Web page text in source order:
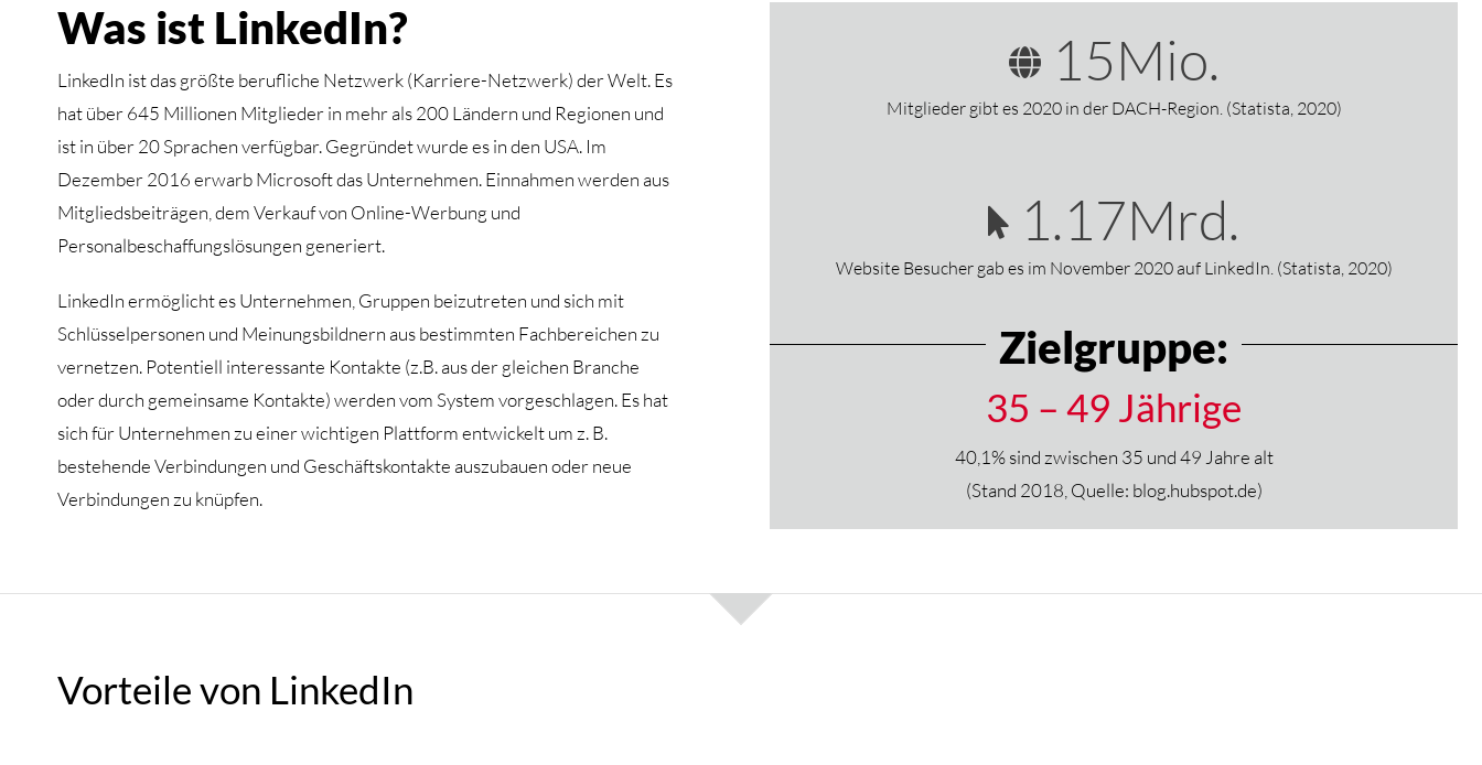
Was ist LinkedIn?
LinkedIn ist das größte berufliche Netzwerk (Karriere-Netzwerk) der Welt. Es
hat über 645 Millionen Mitglieder in mehr als 200 Ländern und Regionen und
ist in über 20 Sprachen verfügbar. Gegründet wurde es in den USA. Im
Dezember 2016 erwarb Microsoft das Unternehmen. Einnahmen werden aus
Mitgliedsbeiträgen, dem Verkauf von Online-Werbung und
Personalbeschaffungslösungen generiert.
LinkedIn ermöglicht es Unternehmen, Gruppen beizutreten und sich mit
Schlüsselpersonen und Meinungsbildnern aus bestimmten Fachbereichen zu
vernetzen. Potentiell interessante Kontakte (z.B. aus der gleichen Branche
oder durch gemeinsame Kontakte) werden vom System vorgeschlagen. Es hat
sich für Unternehmen zu einer wichtigen Plattform entwickelt um z. B.
bestehende Verbindungen und Geschäftskontakte auszubauen oder neue
Verbindungen zu knüpfen.
15Mio.
Mitglieder gibt es 2020 in der DACH-Region. (Statista, 2020)
1.17Mrd.
Website Besucher gab es im November 2020 auf LinkedIn. (Statista, 2020)
Zielgruppe:
35 – 49 Jährige
40,1% sind zwischen 35 und 49 Jahre alt
(Stand 2018, Quelle: blog.hubspot.de)
Vorteile von LinkedIn